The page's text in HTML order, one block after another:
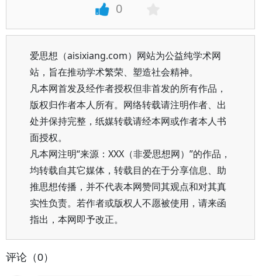
0
爱思想（aisixiang.com）网站为公益纯学术网
站，旨在推动学术繁荣、塑造社会精神。
凡本网首发及经作者授权但非首发的所有作品，
版权归作者本人所有。网络转载请注明作者、出
处并保持完整，纸媒转载请经本网或作者本人书
面授权。
凡本网注明“来源：XXX（非爱思想网）”的作品，
均转载自其它媒体，转载目的在于分享信息、助
推思想传播，并不代表本网赞同其观点和对其真
实性负责。若作者或版权人不愿被使用，请来函
指出，本网即予改正。
评论（0）